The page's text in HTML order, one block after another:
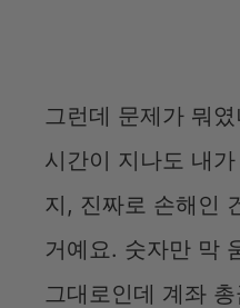
그런데 문제가 뭐
시간이 지나도 내
지, 진짜로 손해인
거예요. 숫자만 막
그대로인데 계좌